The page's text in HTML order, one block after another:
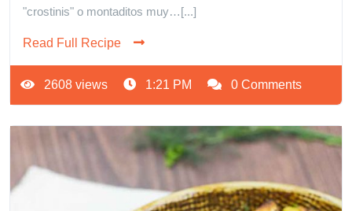
"crostinis" o montaditos muy…[...]
Read Full Recipe
2608 views 1:21 PM 0 Comments